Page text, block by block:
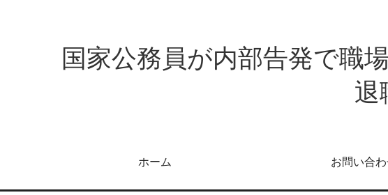
国家公務員が内部告発で職
退
ホーム お問い合